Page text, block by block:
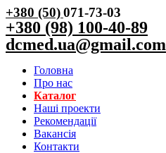
+380 (50)071-73-03
+380 (98) 100-40-89
dcmed.ua@gmail.com
Головна
Про нас
Каталог
Нашi проекти
Рекомендації
Вакансiя
Контакти